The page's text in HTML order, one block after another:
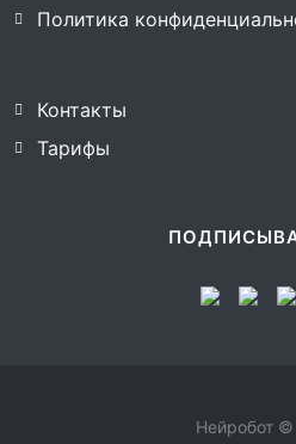
Политика
Контакты
Тарифы
Нейробот